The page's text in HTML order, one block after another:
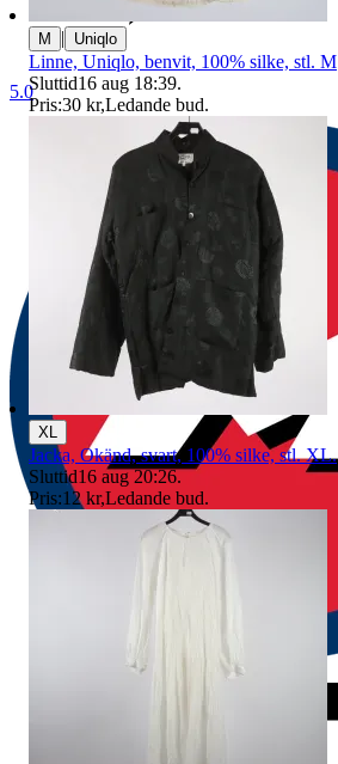
5.0
M | Uniqlo
Linne, Uniqlo, benvit, 100% silke, stl. M
Sluttid16 aug 18:39.
Pris:30 kr,Ledande bud.
XL
Jacka, Okänd, svart, 100% silke, stl. XL.
Sluttid16 aug 20:26.
Pris:12 kr,Ledande bud.